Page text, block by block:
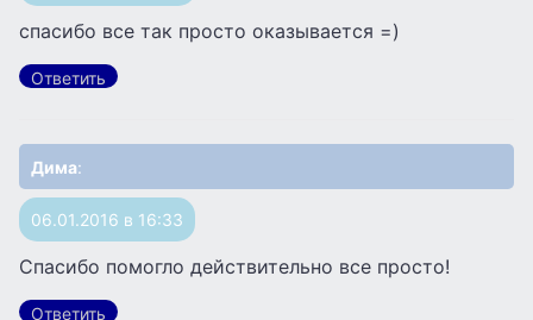
спасибо все так просто оказывается =)
Ответить
Дима:
06.01.2016 в 16:33
Спасибо помогло действительно все просто!
Ответить